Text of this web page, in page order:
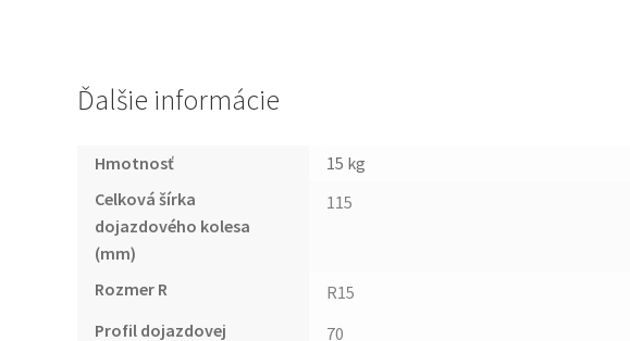
Ďalšie informácie
Hmotnosť
15 kg
Celková šírka
dojazdového kolesa
(mm)
115
Rozmer R
R15
Profil dojazdovej
70